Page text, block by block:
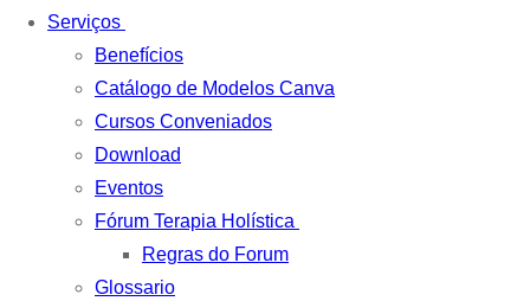
Serviços
Benefícios
Catálogo de Modelos Canva
Cursos Conveniados
Download
Eventos
Fórum Terapia Holística
Regras do Forum
Glossario